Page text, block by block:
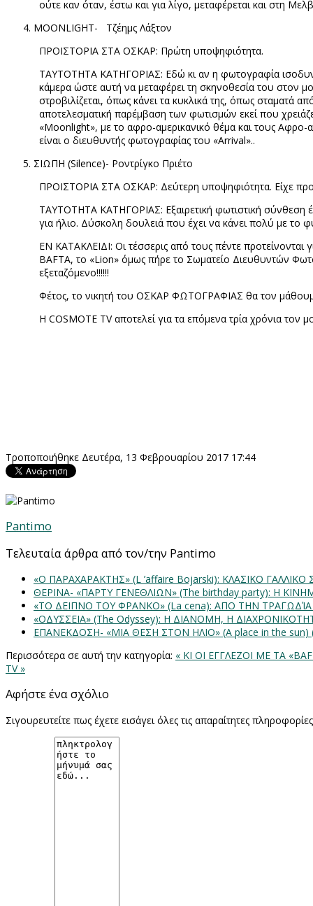
ούτε καν όταν, έστω και για λίγο, μεταφέρεται και στη
MOONLIGHT-
Τζέημς Λάξτον
ΠΡΟΙΣΤΟΡΙΑ ΣΤΑ ΟΣΚΑΡ: Πρώτη υποψηφιότητα.
ΤΑΥΤΟΤΗΤΑ ΚΑΤΗΓΟΡΙΑΣ: Εδώ κι αν η φωτογραφία
κάμερα ώστε αυτή να μεταφέρει τη σκηνοθεσία του στον
στροβιλίζεται, όπως κάνει τα κυκλικά της, όπως σταματά
αποτελεσματική παρέμβαση των φωτισμών εκεί που
«Moonlight», με το αφρο-αμερικανικό θέμα και τους Αφρο-
είναι ο διευθυντής φωτογραφίας του «Arrival»..
ΣΙΩΠΗ (Silence)- Ροντρίγκο Πριέτο
ΠΡΟΙΣΤΟΡΙΑ ΣΤΑ ΟΣΚΑΡ: Δεύτερη υποψηφιότητα. Είχε
ΤΑΥΤΟΤΗΤΑ ΚΑΤΗΓΟΡΙΑΣ: Εξαιρετική φωτιστική σύνθεση
για ήλιο. Δύσκολη δουλειά που έχει να κάνει πολύ με το
ΕΝ ΚΑΤΑΚΛΕΙΔΙ: Οι τέσσερις από τους πέντε
BAFTA, το «Lion» όμως πήρε το Σωματείο Διευθυντών
εξεταζόμενο!!!!!!
Φέτος, το νικητή του ΟΣΚΑΡ ΦΩΤΟΓΡΑΦΙΑΣ θα τον
Η COSMOTE TVαποτελεί για τα επόμενα τρία χρόνια τον
Τροποποιήθηκε Δευτέρα, 13 Φεβρουαρίου 2017 17:44
Pantimo
Τελευταία άρθρα από τον/την Pantimo
«Ο ΠΑΡΑΧΑΡΑΚΤΗΣ» (L ’affaire Bojarski): ΚΛΑΣΙΚΟ ΓΑΛΛΙΚΟ
ΘΕΡΙΝΑ- «ΠΑΡΤΥ ΓΕΝΕΘΛΙΩΝ» (The birthday party): H
«ΤΟ ΔΕΙΠΝΟ ΤΟΥ ΦΡΑΝΚΟ» (La cena): ΑΠΟ ΤΗΝ
«ΟΔΥΣΣΕΙΑ» (The Odyssey): Η ΔΙΑΝΟΜΗ, Η
ΕΠΑΝΕΚΔΟΣΗ- «ΜΙΑ ΘΕΣΗ ΣΤΟΝ ΗΛΙΟ» (Α place in the
Περισσότερα σε αυτή την κατηγορία: « ΚΙ ΟΙ ΕΓΓΛΕΖΟΙ ΜΕ ΤΑ
TV »
Αφήστε ένα σχόλιο
Σιγουρευτείτε πως έχετε εισάγει όλες τις απαραίτητες